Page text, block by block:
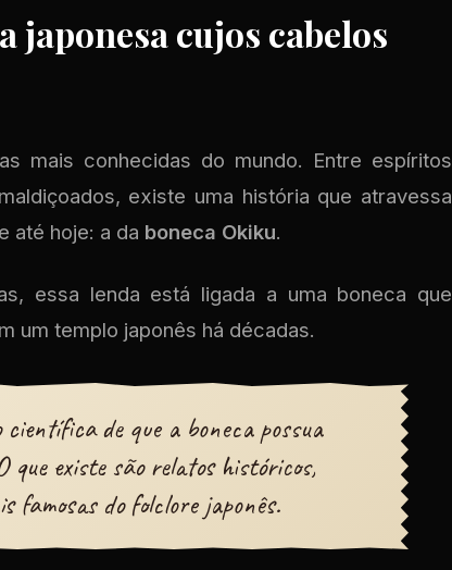
japonesa cujos cabelos
mais conhecidas do mundo. Entre espíritos
existe uma história que atravessa
até hoje: a da boneca Okiku.
essa lenda está ligada a uma boneca que
um templo japonês há décadas.
de que a boneca possua
que existe são relatos históricos,
famosas do folclore japonês.